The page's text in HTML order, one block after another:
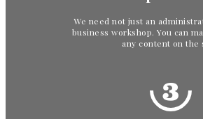
We need not just an
business workshop. You can
any content on the
3